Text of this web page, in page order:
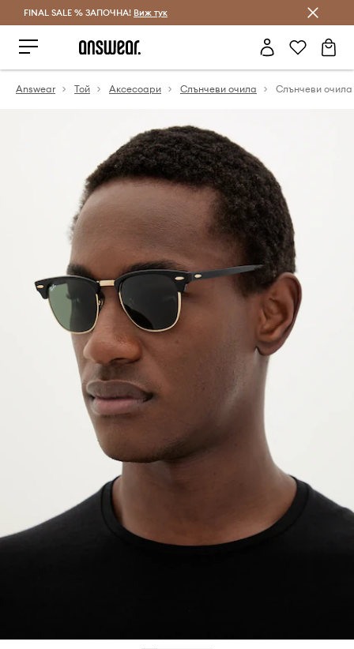
Спестявай с Answear Club
FINAL SALE % ЗАПОЧНА! Виж тук
Answear Той Аксесоари Слънчеви очила